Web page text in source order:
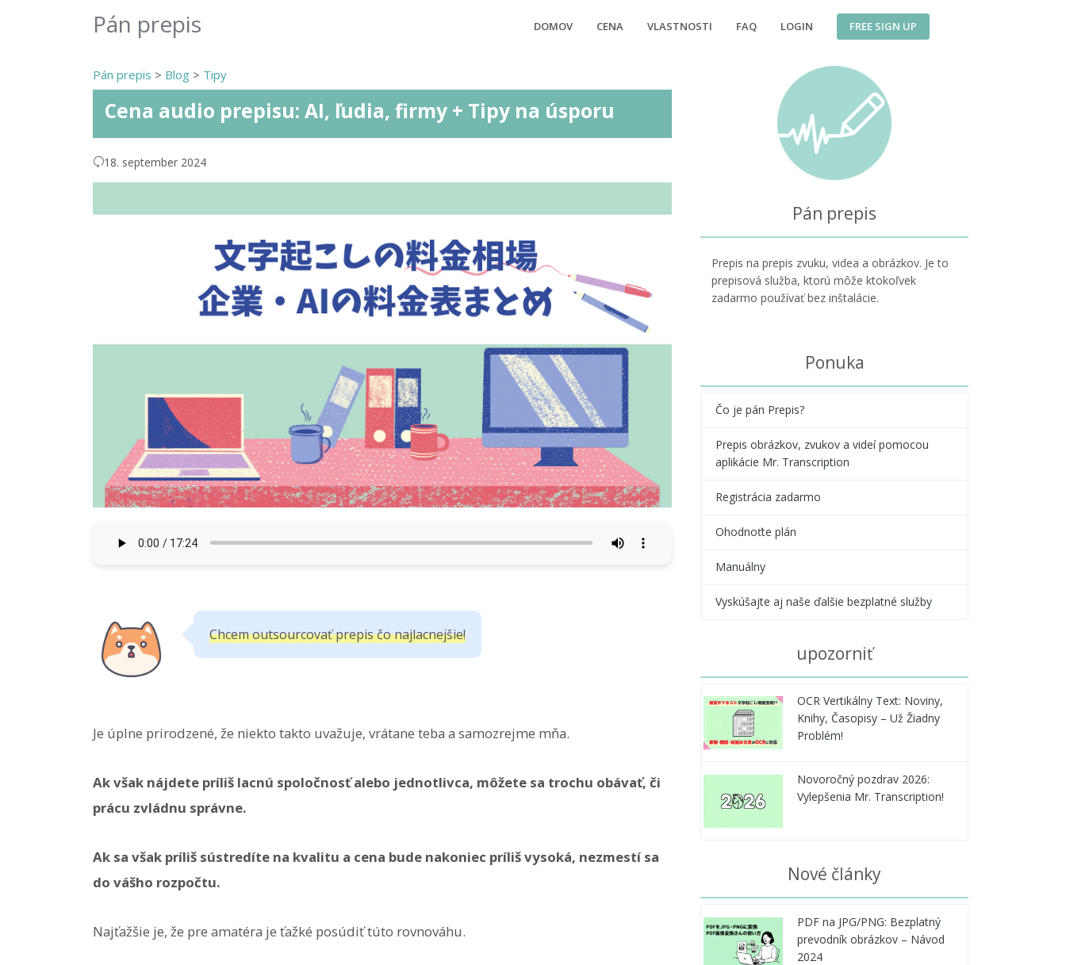
Pán prepis DOMOV CENA VLASTNOSTI FAQ LOGIN FREE SIGN UP
Pán prepis > Blog > Tipy
Cena audio prepisu: AI, ľudia, firmy + Tipy na úsporu
18. september 2024
Chcem outsourcovať prepis čo najlacnejšie!
Je úplne prirodzené, že niekto takto uvažuje, vrátane teba a samozrejme mňa.
Ak však nájdete príliš lacnú spoločnosť alebo jednotlivca, môžete sa trochu obávať, či
prácu zvládnu správne.
Ak sa však príliš sústredíte na kvalitu a cena bude nakoniec príliš vysoká, nezmestí sa
do vášho rozpočtu.
Najťažšie je, že pre amatéra je ťažké posúdiť túto rovnováhu.
Pán prepis
Prepis na prepis zvuku, videa a obrázkov. Je to
prepisová služba, ktorú môže ktokoľvek
zadarmo používať bez inštalácie.
Ponuka
Čo je pán Prepis?
Prepis obrázkov, zvukov a videí pomocou
aplikácie Mr. Transcription
Registrácia zadarmo
Ohodnoťte plán
Manuálny
Vyskúšajte aj naše ďalšie bezplatné služby
upozorniť
OCR Vertikálny Text: Noviny,
Knihy, Časopisy – Už Žiadny
Problém!
Novoročný pozdrav 2026:
Vylepšenia Mr. Transcription!
Nové články
PDF na JPG/PNG: Bezplatný
prevodník obrázkov – Návod
2024